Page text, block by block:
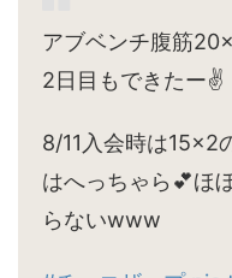
アブベンチ腹筋
2日目もできたー✌️
8/11入会時は15×2
はへっちゃら💕ほ
らないwww